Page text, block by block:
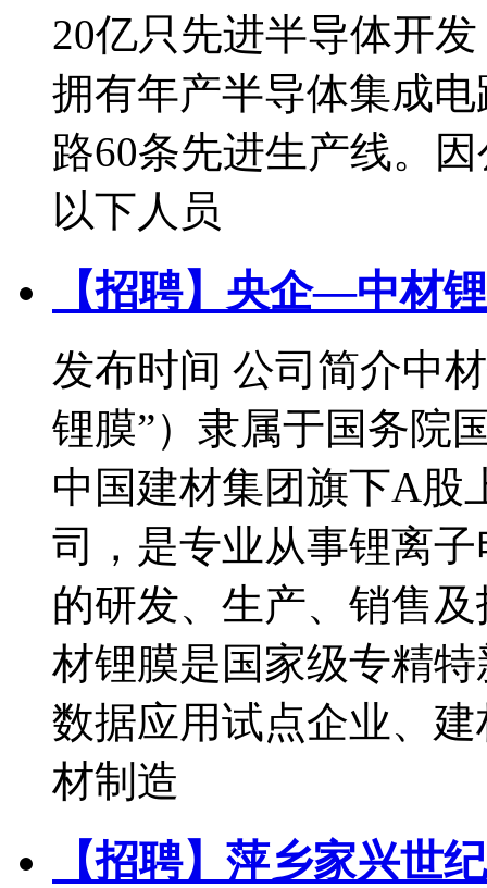
20亿只先进半导体开
拥有年产半导体集成
路60条先进生产线。
以下人员
【招聘】央企—中材
发布时间 公司简介中
锂膜”）隶属于国务
中国建材集团旗下A股
司，是专业从事锂离
的研发、生产、销售
材锂膜是国家级专精
数据应用试点企业、
材制造
【招聘】萍乡家兴世